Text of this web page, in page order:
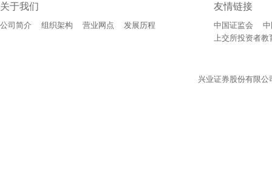
关于我们
公司简介 组织架构 营业网点 发展历程
友情链接
中国证监会
上交所投资者教
兴业证券股份有限